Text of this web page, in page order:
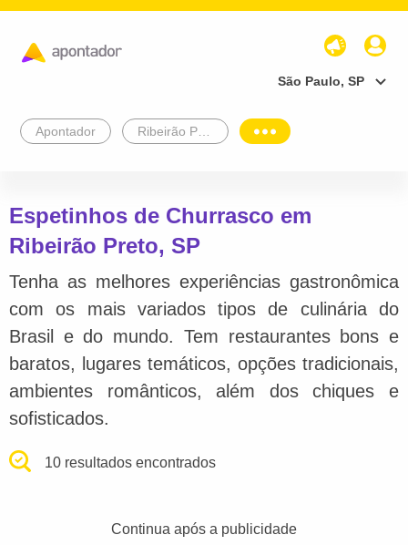
São Paulo, SP
Apontador
Espetinhos de Churrasco em
Ribeirão Preto, SP
Tenha as melhores experiências gastronômica
com os mais variados tipos de culinária do
Brasil e do mundo. Tem restaurantes bons e
baratos, lugares temáticos, opções tradicionais,
ambientes românticos, além dos chiques e
sofisticados.
10 resultados encontrados
Continua após a publicidade